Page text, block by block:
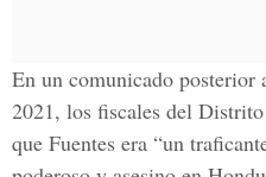
En un comunicado posterior
2021, los fiscales del
que Fuentes era “un